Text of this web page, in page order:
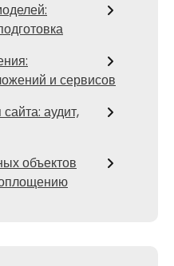
и сервисов
аудит,
объектов